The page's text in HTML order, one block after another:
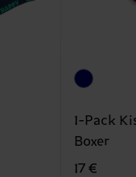
1-Pack
Boxer
17 €